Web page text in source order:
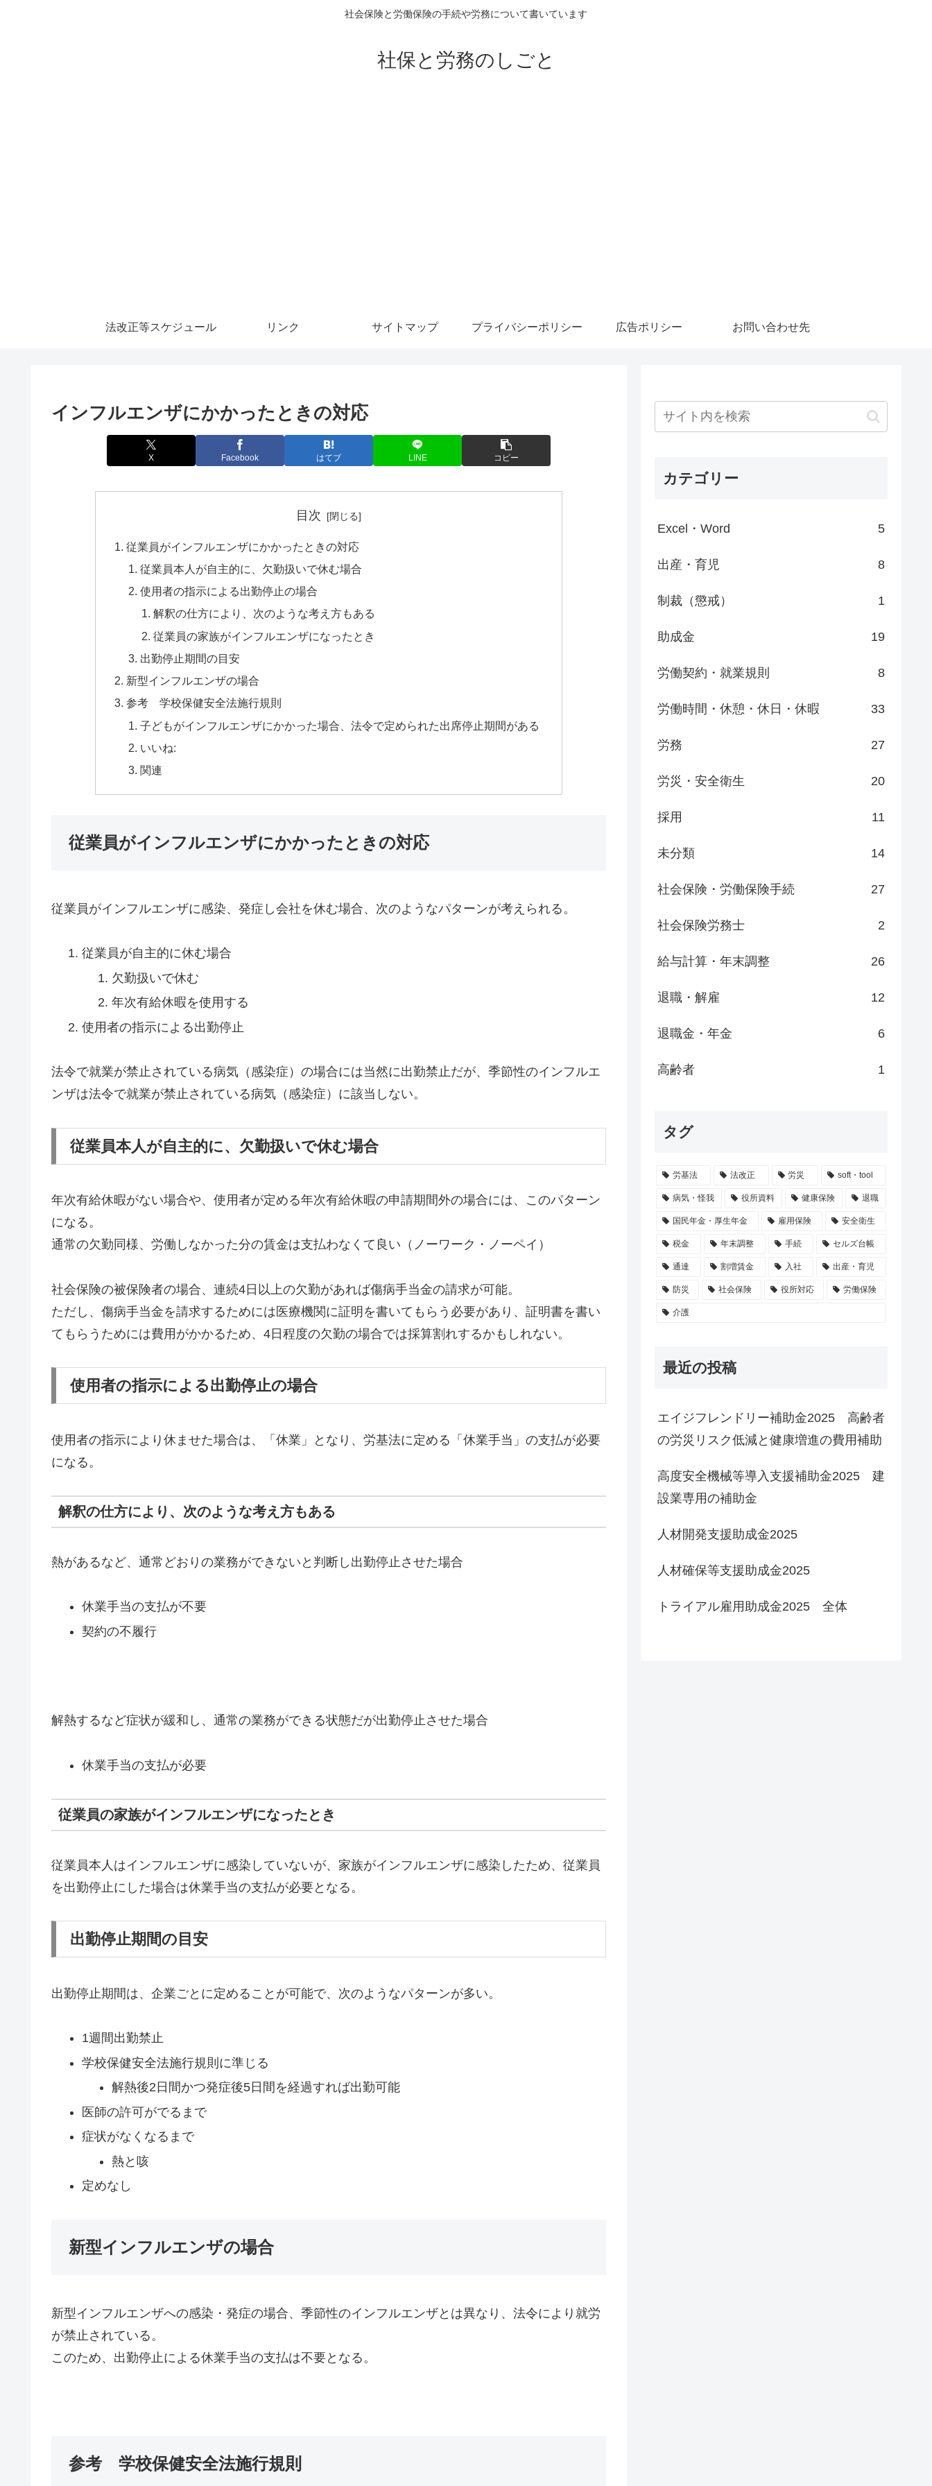
社会保険と労働保険の手続や労務について書いています
社保と労務のしごと
法改正等スケジュール リンク サイトマップ プライバシーポリシー 広告ポリシー お問い合わせ先
インフルエンザにかかったときの対応
X Facebook はてブ LINE コピー
目次
従業員がインフルエンザにかかったときの対応
従業員本人が自主的に、欠勤扱いで休む場合
使用者の指示による出勤停止の場合
解釈の仕方により、次のような考え方もある
従業員の家族がインフルエンザになったとき
出勤停止期間の目安
新型インフルエンザの場合
参考 学校保健安全法施行規則
子どもがインフルエンザにかかった場合、法令で定められた出席停止期間がある
いいね:
関連
従業員がインフルエンザにかかったときの対応
従業員がインフルエンザに感染、発症し会社を休む場合、次のようなパターンが考えられる。
従業員が自主的に休む場合
欠勤扱いで休む
年次有給休暇を使用する
使用者の指示による出勤停止
法令で就業が禁止されている病気（感染症）の場合には当然に出勤禁止だが、季節性のインフルエ
ンザは法令で就業が禁止されている病気（感染症）に該当しない。
従業員本人が自主的に、欠勤扱いで休む場合
年次有給休暇がない場合や、使用者が定める年次有給休暇の申請期間外の場合には、このパターン
になる。
通常の欠勤同様、労働しなかった分の賃金は支払わなくて良い（ノーワーク・ノーペイ）
社会保険の被保険者の場合、連続4日以上の欠勤があれば傷病手当金の請求が可能。
ただし、傷病手当金を請求するためには医療機関に証明を書いてもらう必要があり、証明書を書い
てもらうためには費用がかかるため、4日程度の欠勤の場合では採算割れするかもしれない。
使用者の指示による出勤停止の場合
使用者の指示により休ませた場合は、「休業」となり、労基法に定める「休業手当」の支払が必要
になる。
解釈の仕方により、次のような考え方もある
熱があるなど、通常どおりの業務ができないと判断し出勤停止させた場合
休業手当の支払が不要
契約の不履行
解熱するなど症状が緩和し、通常の業務ができる状態だが出勤停止させた場合
休業手当の支払が必要
従業員の家族がインフルエンザになったとき
従業員本人はインフルエンザに感染していないが、家族がインフルエンザに感染したため、従業員
を出勤停止にした場合は休業手当の支払が必要となる。
出勤停止期間の目安
出勤停止期間は、企業ごとに定めることが可能で、次のようなパターンが多い。
1週間出勤禁止
学校保健安全法施行規則に準じる
解熱後2日間かつ発症後5日間を経過すれば出勤可能
医師の許可がでるまで
症状がなくなるまで
熱と咳
定めなし
新型インフルエンザの場合
新型インフルエンザへの感染・発症の場合、季節性のインフルエンザとは異なり、法令により就労
が禁止されている。
このため、出勤停止による休業手当の支払は不要となる。
参考 学校保健安全法施行規則
カテゴリー
Excel・Word 5
出産・育児 8
制裁（懲戒） 1
助成金 19
労働契約・就業規則 8
労働時間・休憩・休日・休暇 33
労務 27
労災・安全衛生 20
採用 11
未分類 14
社会保険・労働保険手続 27
社会保険労務士 2
給与計算・年末調整 26
退職・解雇 12
退職金・年金 6
高齢者 1
タグ
労基法 法改正 労災 soft・tool
病気・怪我 役所資料 健康保険 退職
国民年金・厚生年金 雇用保険 安全衛生
税金 年末調整 手続 セルズ台帳
通達 割増賃金 入社 出産・育児
防災 社会保険 役所対応 労働保険
介護
最近の投稿
エイジフレンドリー補助金2025 高齢者
の労災リスク低減と健康増進の費用補助
高度安全機械等導入支援補助金2025 建
設業専用の補助金
人材開発支援助成金2025
人材確保等支援助成金2025
トライアル雇用助成金2025 全体